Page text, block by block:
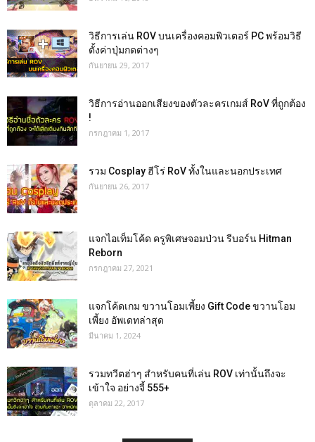
วิธีการเล่น ROV บนเครื่องคอมพิวเตอร์ PC พร้อมวิธี
ตั้งค่าปุ่มกดต่างๆ
กันยายน 29, 2017
วิธีการอ่านออกเสียงของตัวละครเกมส์ RoV ที่ถูกต้อง
!
กรกฎาคม 1, 2017
รวม Cosplay ฮีโร่ RoV ทั้งในและนอกประเทศ
กันยายน 26, 2017
แจกไอเท็มโค้ด ครูพิเศษจอมป่วน รีบอร์น Hitman
Reborn
กรกฎาคม 27, 2021
แจกโค้ดเกม ขวานโอมเพี้ยง Gift Code ขวานโอม
เพี้ยง อัพเดทล่าสุด
มีนาคม 1, 2024
รวมทวีตฮ่าๆ สำหรับคนที่เล่น ROV เท่านั้นถึงจะ
เข้าใจ อย่างจี้ 555+
ตุลาคม 22, 2017